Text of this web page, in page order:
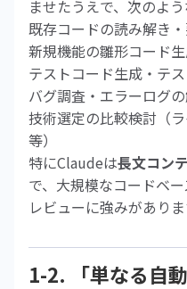
ませたうえで、次のよう
既存コードの読み解き
新規機能の雛形コード
テストコード生成・テ
バグ調査・エラーログ
技術選定の比較検討（
等）
特にClaudeは長文コン
で、大規模なコードベ
レビューに強みがありま
1-2. 「単なる自